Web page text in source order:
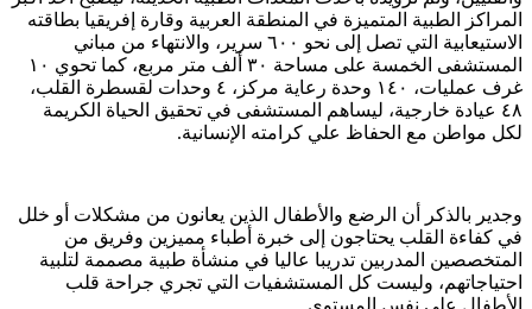
المراكز الطبية المتميزة في المنطقة العربية وقارة إفريقيا بطاقته
الاستيعابية التي تصل إلى نحو ٦٠٠ سرير، والانتهاء من مباني
المستشفى الخمسة على مساحة ٣٠ ألف متر مربع، كما تحوي ١٠
غرف عمليات، ١٤٠ وحدة رعاية مركز، ٤ وحدات لقسطرة القلب،
٤٨ عيادة خارجية، ليساهم المستشفى في تحقيق الحياة الكريمة
لكل مواطن مع الحفاظ علي كرامته الإنسانية.
وجدير بالذكر أن الرضع والأطفال الذين يعانون من مشكلات أو خلل
في كفاءة القلب يحتاجون إلى خبرة أطباء مميزين وفريق من
المتخصصين المدربين تدريبا عاليا في منشأة طبية مصممة لتلبية
احتياجاتهم، وليست كل المستشفيات التي تجري جراحة قلب
الأطفال على نفس المستوى.